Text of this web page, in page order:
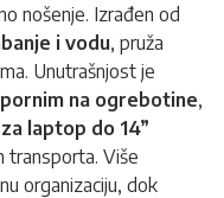
nošenje. Izrađen od
i vodu, pruža
Unutrašnjost je
na ogrebotine,
laptop do 14”
transporta. Više
organizaciju, dok